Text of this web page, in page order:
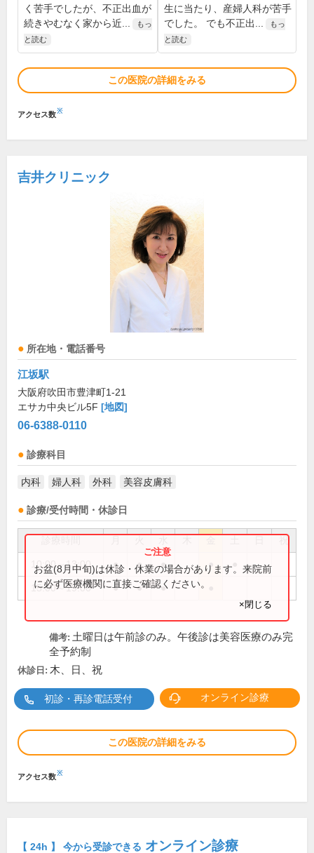
く苦手でしたが、不正出血が
続きやむなく家から近...
もっ
と読む
生に当たり、産婦人科が苦手
でした。 でも不正出...
もっ
と読む
この医院の詳細をみる
アクセス数※
吉井クリニック
所在地・電話番号
江坂駅
大阪府吹田市豊津町1-21
エサカ中央ビル5F [地図]
06-6388-0110
診療科目
内科 婦人科 外科 美容皮膚科
診療/受付時間・休診日
祝
10:00～13:00 ● ● ● ●
15:00～19:00 ● ● ●
お盆(8月中旬)は休診・休業の場合があります。来院前
に必ず医療機関に直接ご確認ください。
×閉じる
備考: 土曜日は午前診のみ。午後診は美容医療のみ完
全予約制
休診日: 木、日、祝
初診・再診電話受付 オンライン診療
この医院の詳細をみる
アクセス数※
【 24h 】 今から受診できる オンライン診療